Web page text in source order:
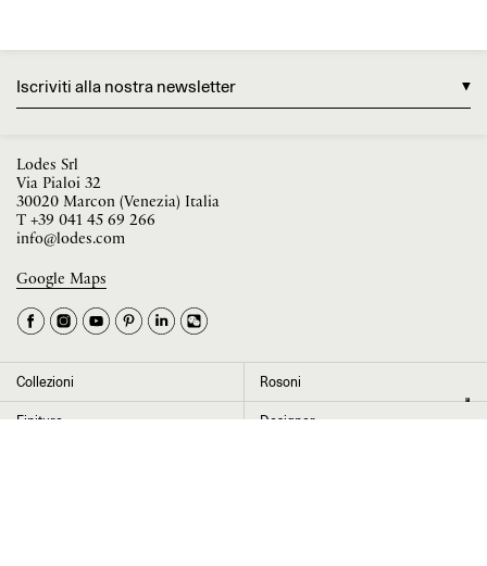
Iscriviti alla nostra newsletter
La tua occupazione è
Seleziona il paese ►
newsletter
Lodes Srl
Via Pialoi 32
30020 Marcon (Venezia) Italia
T +39 041 45 69 266
info@lodes.com
Google Maps
Collezioni Rosoni
Finiture Designer